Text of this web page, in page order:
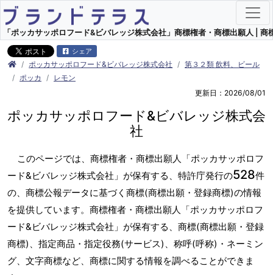
「ポッカサッポロフード&ビバレッジ株式会社」商標権者・商標出願人 |
シェア
ポッカサッポロフード&ビバレッジ株式会社
第３２類 飲料、ビール
ポッカ
レモン
更新日：2026/08/01
ポッカサッポロフード&ビバレッジ株式会
社
このページでは、商標権者・商標出願人「ポッカサッポロフ
ード&ビバレッジ株式会社」が保有する、特許庁発行の528件
の、商標公報データに基づく商標(商標出願・登録商標)の情報
を提供しています。商標権者・商標出願人「ポッカサッポロフ
ード&ビバレッジ株式会社」が保有する、商標(商標出願・登録
商標)、指定商品・指定役務(サービス)、称呼(呼称)・ネーミン
グ、文字商標など、商標に関する情報を調べることができま